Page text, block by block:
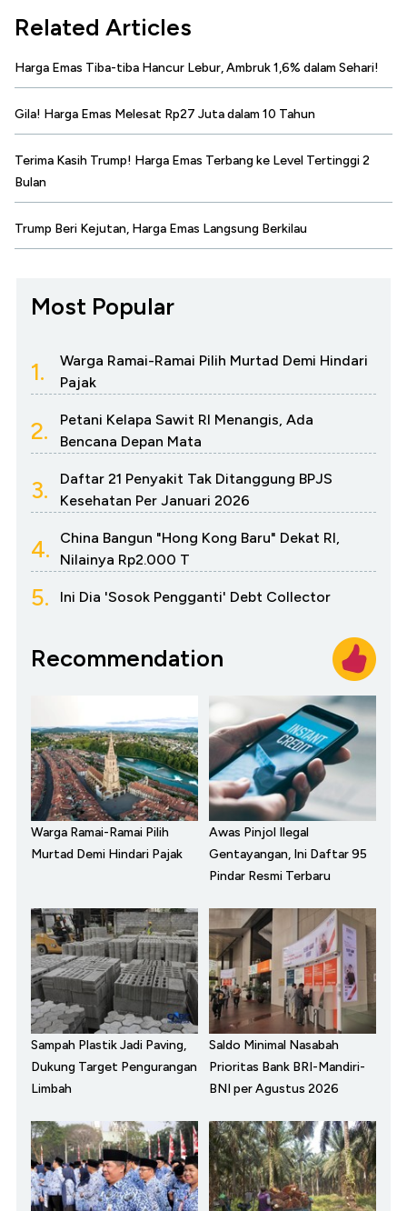
Related Articles
Harga Emas Tiba-tiba Hancur Lebur, Ambruk 1,6% dalam Sehari!
Gila! Harga Emas Melesat Rp27 Juta dalam 10 Tahun
Terima Kasih Trump! Harga Emas Terbang ke Level Tertinggi 2
Bulan
Trump Beri Kejutan, Harga Emas Langsung Berkilau
Most Popular
1.
Warga Ramai-Ramai Pilih Murtad Demi Hindari
Pajak
2.
Petani Kelapa Sawit RI Menangis, Ada
Bencana Depan Mata
3.
Daftar 21 Penyakit Tak Ditanggung BPJS
Kesehatan Per Januari 2026
4.
China Bangun "Hong Kong Baru" Dekat RI,
Nilainya Rp2.000 T
5. Ini Dia 'Sosok Pengganti' Debt Collector
Recommendation
Warga Ramai-Ramai Pilih
Murtad Demi Hindari Pajak
Awas Pinjol Ilegal
Gentayangan, Ini Daftar 95
Pindar Resmi Terbaru
Sampah Plastik Jadi Paving,
Dukung Target Pengurangan
Limbah
Saldo Minimal Nasabah
Prioritas Bank BRI-Mandiri-
BNI per Agustus 2026